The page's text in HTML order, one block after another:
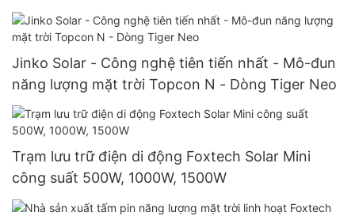
công suất 30W, 50W, 100W, 120W, đạt chuẩn
IP66.
Jinko Solar - Công nghệ tiên tiến nhất - Mô-đun
năng lượng mặt trời Topcon N - Dòng Tiger Neo
Trạm lưu trữ điện di động Foxtech Solar Mini
công suất 500W, 1000W, 1500W